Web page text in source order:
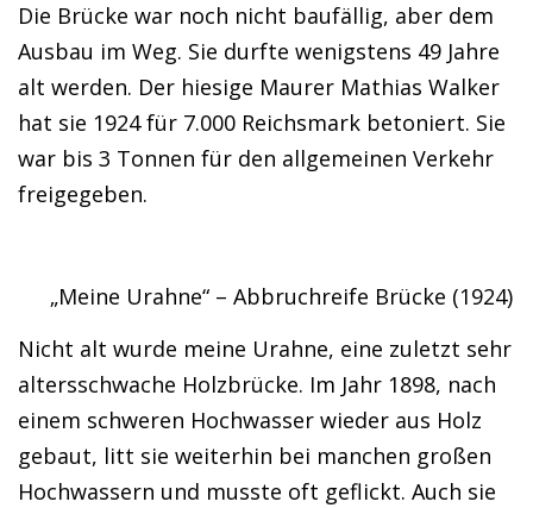
Die Brücke war noch nicht baufällig, aber dem
Ausbau im Weg. Sie durfte wenigstens 49 Jahre
alt werden. Der hiesige Maurer Mathias Walker
hat sie 1924 für 7.000 Reichsmark betoniert. Sie
war bis 3 Tonnen für den allgemeinen Verkehr
freigegeben.
„Meine Urahne“ – Abbruchreife Brücke (1924)
Nicht alt wurde meine Urahne, eine zuletzt sehr
altersschwache Holzbrücke. Im Jahr 1898, nach
einem schweren Hochwasser wieder aus Holz
gebaut, litt sie weiterhin bei manchen großen
Hochwassern und musste oft geflickt. Auch sie